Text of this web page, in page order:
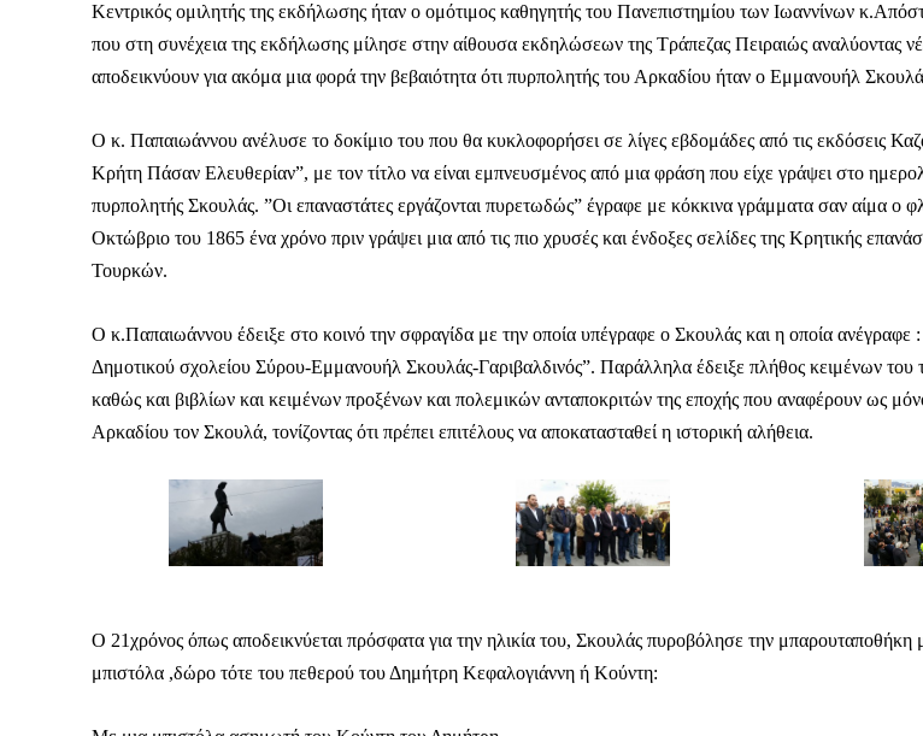
Επίλεξε σήμερα να γίνεις συνδρομητής ή δωρητής.
Σας ευχαριστούμε θερμά.
Κεντρικός ομιλητής της εκδήλωσης ήταν ο ομότιμος καθηγητής του Πανεπιστημίου των Ιωαννίνων
που στη συνέχεια της εκδήλωσης μίλησε στην αίθουσα εκδηλώσεων της Τράπεζας Πειραιώς αναλύοντας
αποδεικνύουν για ακόμα μια φορά την βεβαιότητα ότι πυρπολητής του Αρκαδίου ήταν ο Εμμανουήλ
Ο κ. Παπαιωάννου ανέλυσε το δοκίμιο του που θα κυκλοφορήσει σε λίγες εβδομάδες από τις εκδόσεις
Κρήτη Πάσαν Ελευθερίαν”, με τον τίτλο να είναι εμπνευσμένος από μια φράση που είχε γράψει στο
πυρπολητής Σκουλάς. ”Οι επαναστάτες εργάζονται πυρετωδώς” έγραφε με κόκκινα γράμματα σαν αίμα ο
Οκτώβριο του 1865 ένα χρόνο πριν γράψει μια από τις πιο χρυσές και ένδοξες σελίδες της Κρητικής
Τουρκών.
Ο κ.Παπαιωάννου έδειξε στο κοινό την σφραγίδα με την οποία υπέγραφε ο Σκουλάς και η οποία ανέγραφε
Δημοτικού σχολείου Σύρου-Εμμανουήλ Σκουλάς-Γαριβαλδινός”. Παράλληλα έδειξε πλήθος κειμένων του
καθώς και βιβλίων και κειμένων προξένων και πολεμικών ανταποκριτών της εποχής που αναφέρουν ως
Αρκαδίου τον Σκουλά, τονίζοντας ότι πρέπει επιτέλους να αποκατασταθεί η ιστορική αλήθεια.
Ο 21χρόνος όπως αποδεικνύεται πρόσφατα για την ηλικία του, Σκουλάς πυροβόλησε την μπαρουταποθήκη
μπιστόλα ,δώρο τότε του πεθερού του Δημήτρη Κεφαλογιάννη ή Κούντη: